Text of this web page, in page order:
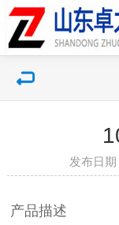
发布日
产品描述